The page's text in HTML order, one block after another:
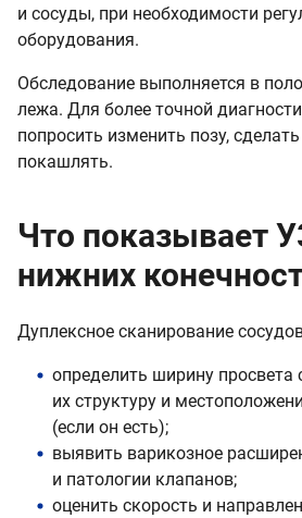
и сосуды, при необходимости
оборудования.
Обследование выполняется в
лежа. Для более точной
попросить изменить позу,
покашлять.
Что показывает
нижних
Дуплексное сканирование
определить ширину просвета
их структуру и
(если он есть);
выявить варикозное
и патологии клапанов;
оценить скорость и